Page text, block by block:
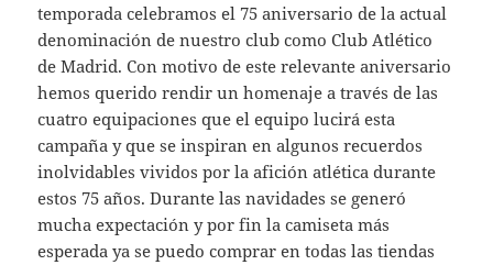
temporada celebramos el 75 aniversario de la actual
denominación de nuestro club como Club Atlético
de Madrid. Con motivo de este relevante aniversario
hemos querido rendir un homenaje a través de las
cuatro equipaciones que el equipo lucirá esta
campaña y que se inspiran en algunos recuerdos
inolvidables vividos por la afición atlética durante
estos 75 años. Durante las navidades se generó
mucha expectación y por fin la camiseta más
esperada ya se puedo comprar en todas las tiendas